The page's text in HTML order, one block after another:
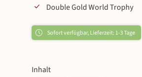
Double Gold World Trophy
Sofort verfügbar, Lieferzeit: 1-3 Tage
Inhaltauswählen